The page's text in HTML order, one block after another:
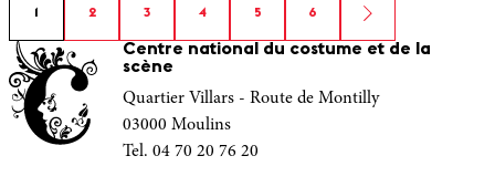
1 2 3 4 5 6
Centre national du costume et de la
scène
Quartier Villars - Route de Montilly
03000 Moulins
Tel. 04 70 20 76 20